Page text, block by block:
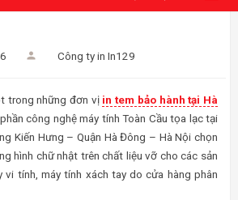
Công ty in In129
trong những đơn vị in tem bảo hành tại Hà
công nghệ máy tính Toàn Cầu tọa lạc tại
Kiến Hưng – Quận Hà Đông – Hà Nội chọn
hình chữ nhật trên chất liệu vỡ cho các sản
vi tính, máy tính xách tay do cửa hàng phân